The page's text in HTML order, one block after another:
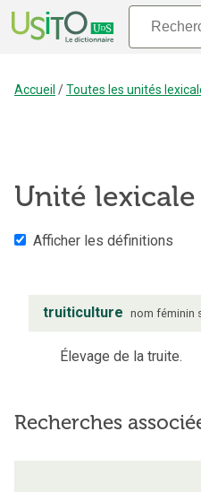
Accueil /Toutes les unités
Unité lexicale
Afficher les définitions
truiticulture nom féminin
Élevage de la truite.
Recherches